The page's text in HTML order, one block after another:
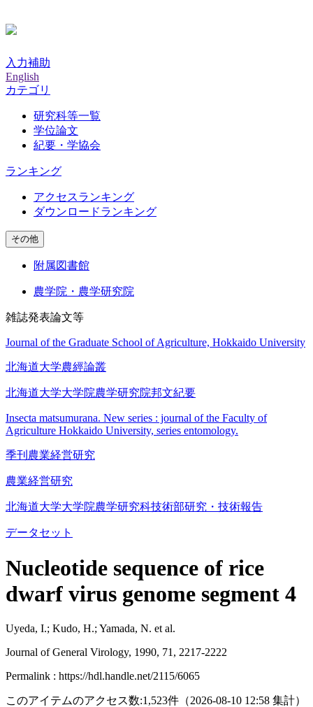
入力補助
English
カテゴリ
研究科等一覧
学位論文
紀要・学協会
ランキング
アクセスランキング
ダウンロードランキング
その他
附属図書館
農学院・農学研究院
雑誌発表論文等
Journal of the Graduate School of Agriculture, Hokkaido University
北海道大学農經論叢
北海道大学大学院農学研究院邦文紀要
Insecta matsumurana. New series : journal of the Faculty of
Agriculture Hokkaido University, series entomology.
季刊農業経営研究
農業経営研究
北海道大学大学院農学研究科技術部研究・技術報告
データセット
Nucleotide sequence of rice
dwarf virus genome segment 4
Uyeda, I.; Kudo, H.; Yamada, N. et al.
Journal of General Virology, 1990, 71, 2217-2222
Permalink : https://hdl.handle.net/2115/6065
このアイテムのアクセス数:1,523件 （2026-08-10 12:58 集計）